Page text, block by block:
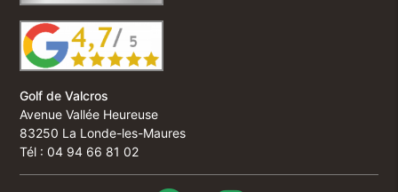
Golf de Valcros
Avenue Vallée Heureuse
83250 La Londe-les-Maures
Tél : 04 94 66 81 02